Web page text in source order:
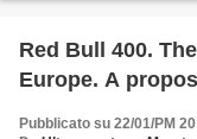
Red Bull 400.
Europe. A
Pubblicato su 22/01/PM